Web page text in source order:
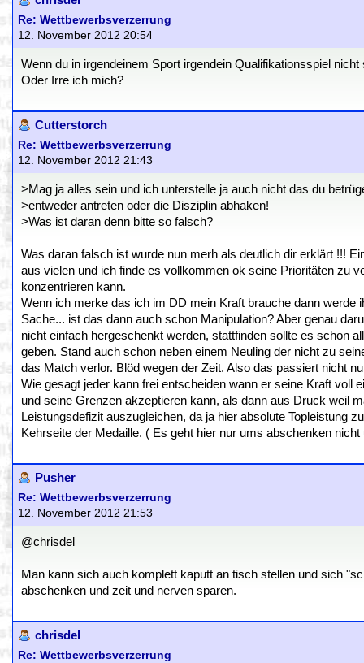
Re: Wettbewerbsverzerrung
12. November 2012 20:54
Wenn du in irgendeinem Sport irgendein Qualifikationsspiel
Oder Irre ich mich?
Cutterstorch
Re: Wettbewerbsverzerrung
12. November 2012 21:43
>Mag ja alles sein und ich unterstelle ja auch nicht das du
>entweder antreten oder die Disziplin abhaken!
>Was ist daran denn bitte so falsch?
Was daran falsch ist wurde nun merh als deutlich dir erklärt !!!
aus vielen und ich finde es vollkommen ok seine Prioritäten zu
konzentrieren kann.
Wenn ich merke das ich im DD mein Kraft brauche dann
Sache... ist das dann auch schon Manipulation? Aber genau
nicht einfach hergeschenkt werden, stattfinden sollte es schon
geben. Stand auch schon neben einem Neuling der nicht zu
das Match verlor. Blöd wegen der Zeit. Also das passiert nicht
Wie gesagt jeder kann frei entscheiden wann er seine Kraft voll
und seine Grenzen akzeptieren kann, als dann aus Druck weil
Leistungsdefizit auszugleichen, da ja hier absolute Topleistung
Kehrseite der Medaille. ( Es geht hier nur ums abschenken
Pusher
Re: Wettbewerbsverzerrung
12. November 2012 21:53
@chrisdel
Man kann sich auch komplett kaputt an tisch stellen und sich
abschenken und zeit und nerven sparen.
chrisdel
Re: Wettbewerbsverzerrung